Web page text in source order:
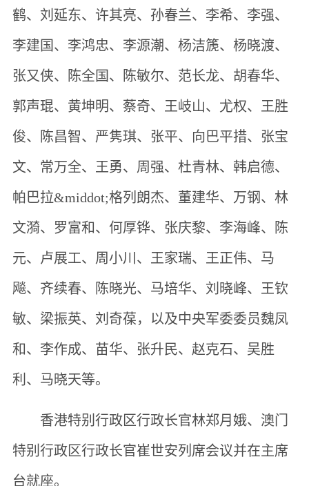
鹤、刘延东、许其亮、孙春兰、李希、李强、
李建国、李鸿忠、李源潮、杨洁篪、杨晓渡、
张又侠、陈全国、陈敏尔、范长龙、胡春华、
郭声琨、黄坤明、蔡奇、王岐山、尤权、王胜
俊、陈昌智、严隽琪、张平、向巴平措、张宝
文、常万全、王勇、周强、杜青林、韩启德、
帕巴拉&middot;格列朗杰、董建华、万钢、林
文漪、罗富和、何厚铧、张庆黎、李海峰、陈
元、卢展工、周小川、王家瑞、王正伟、马
飚、齐续春、陈晓光、马培华、刘晓峰、王钦
敏、梁振英、刘奇葆，以及中央军委委员魏凤
和、李作成、苗华、张升民、赵克石、吴胜
利、马晓天等。
香港特别行政区行政长官林郑月娥、澳门
特别行政区行政长官崔世安列席会议并在主席
台就座。